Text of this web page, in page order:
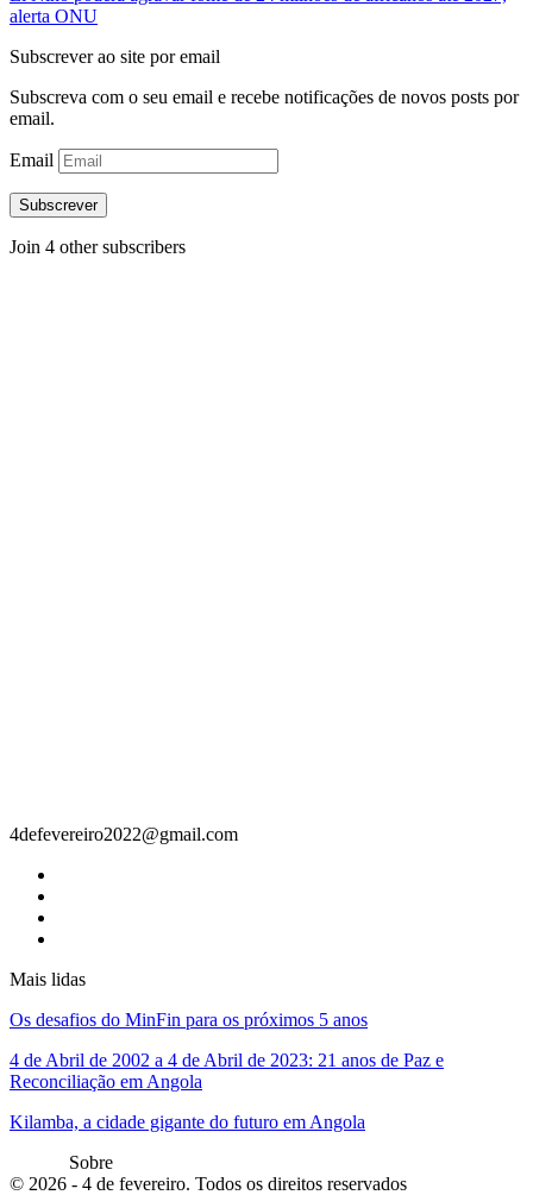
alerta ONU
Subscrever ao site por email
Subscreva com o seu email e recebe notificações de novos posts por
email.
Email
Subscrever
Join 4 other subscribers
4defevereiro2022@gmail.com
Mais lidas
Os desafios do MinFin para os próximos 5 anos
4 de Abril de 2002 a 4 de Abril de 2023: 21 anos de Paz e
Reconciliação em Angola
Kilamba, a cidade gigante do futuro em Angola
Sobre
© 2026 - 4 de fevereiro. Todos os direitos reservados